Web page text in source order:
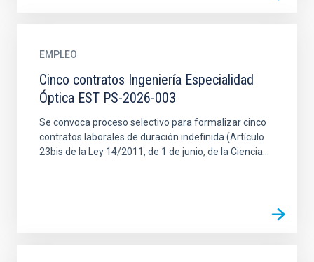
EMPLEO
Cinco contratos Ingeniería Especialidad
Óptica EST PS-2026-003
Se convoca proceso selectivo para formalizar cinco
contratos laborales de duración indefinida (Artículo
23bis de la Ley 14/2011, de 1 de junio, de la Ciencia...